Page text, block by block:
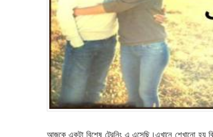
আজকে একটা বিশেষ ট্রেনিং এ এসেছি।এখানে শেখানো হয়